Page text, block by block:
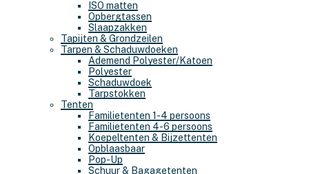
ISO matten
Opbergtassen
Slaapzakken
Tapijten & Grondzeilen
Tarpen & Schaduwdoeken
Ademend Polyester/Katoen
Polyester
Schaduwdoek
Tarpstokken
Tenten
Familietenten 1-4 persoons
Familietenten 4-6 persoons
Koepeltenten & Bijzettenten
Opblaasbaar
Pop-Up
Schuur & Bagagetenten